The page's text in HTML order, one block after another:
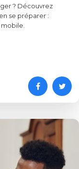
? Découvrez
se préparer :